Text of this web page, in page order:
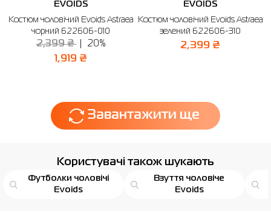
EVOIDS
Костюм чоловічий Evoids Astraea
чорний 622606-010
2,399 ₴ 20%
1,919 ₴
EVOIDS
Костюм чоловічий Evoids Astraea
зелений 622606-310
2,399 ₴
Завантажити ще
Користувачі також шукають
Футболки чоловічі
Evoids
Взуття чоловіче
Evoids